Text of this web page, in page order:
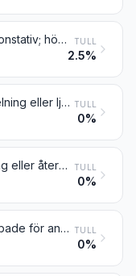
Mikrofoner och mikrofonstativ; högtalare, med eller utan hölje; hörlurar och hörtelefoner, även kombinerade med mikrofon, samt satser bestående av en mikrofon och en eller flera högtalare; tonfrekvensförstärkare; elektriska ljudförstärkningsanläggningar TULL
2.5%
Apparater för ljudinspelning eller ljudåtergivning TULL
0%
Apparater för inspelning eller återgivning av videosignaler, även med inbyggd videotuner TULL
0%
Delar och tillbehör lämpade för användning uteslutande eller huvudsakligen med apparater enligt nr 8519 eller 8521 TULL
0%